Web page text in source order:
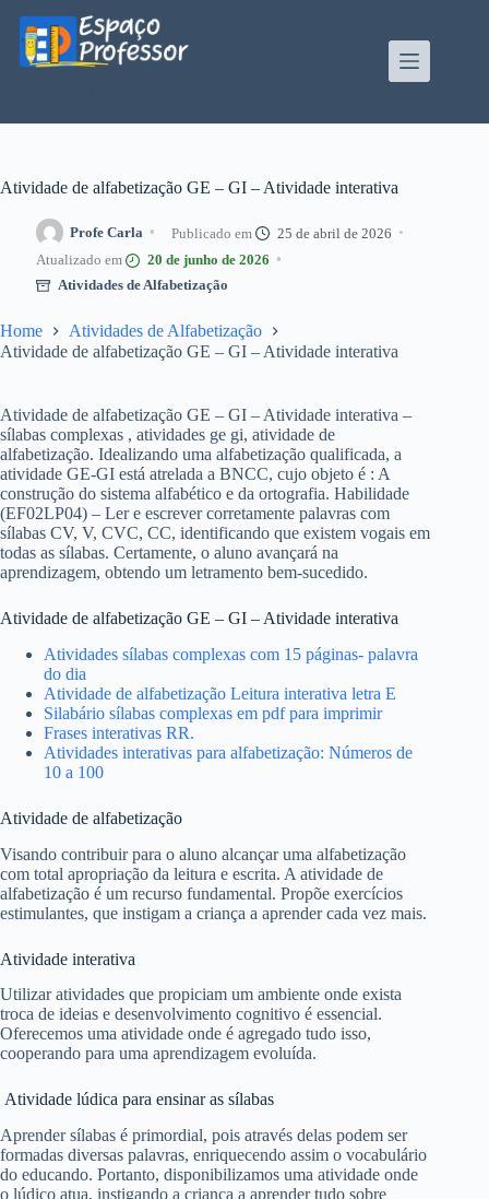
para
conteúdo
Atividade de alfabetização GE – GI – Atividade interativa
Profe Carla
25 de abril de 2026
20 de junho de 2026
Atividades de Alfabetização
Home
Atividades de Alfabetização
Atividade de alfabetização GE – GI – Atividade interativa
Atividade de alfabetização GE – GI – Atividade interativa –
sílabas complexas , atividades ge gi, atividade de
alfabetização. Idealizando uma alfabetização qualificada, a
atividade GE-GI está atrelada a BNCC, cujo objeto é : A
construção do sistema alfabético e da ortografia. Habilidade
(EF02LP04) – Ler e escrever corretamente palavras com
sílabas CV, V, CVC, CC, identificando que existem vogais em
todas as sílabas. Certamente, o aluno avançará na
aprendizagem, obtendo um letramento bem-sucedido.
Atividade de alfabetização GE – GI – Atividade interativa
Atividades sílabas complexas com 15 páginas- palavra
do dia
Atividade de alfabetização Leitura interativa letra E
Silabário sílabas complexas em pdf para imprimir
Frases interativas RR.
Atividades interativas para alfabetização: Números de
10 a 100
Atividade de alfabetização
Visando contribuir para o aluno alcançar uma alfabetização
com total apropriação da leitura e escrita. A atividade de
alfabetização é um recurso fundamental. Propõe exercícios
estimulantes, que instigam a criança a aprender cada vez mais.
Atividade interativa
Utilizar atividades que propiciam um ambiente onde exista
troca de ideias e desenvolvimento cognitivo é essencial.
Oferecemos uma atividade onde é agregado tudo isso,
cooperando para uma aprendizagem evoluída.
Atividade lúdica para ensinar as sílabas
Aprender sílabas é primordial, pois através delas podem ser
formadas diversas palavras, enriquecendo assim o vocabulário
do educando. Portanto, disponibilizamos uma atividade onde
o lúdico atua, instigando a criança a aprender tudo sobre